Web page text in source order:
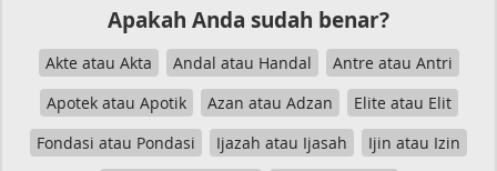
Apakah Anda sudah benar?
Akte atau Akta Andal atau Handal
Antre atau Antri
Apotek atau Apotik
Azan atau Adzan
Elite atau Elit
Fondasi atau Pondasi
Ijazah atau Ijasah
Ijin atau Izin